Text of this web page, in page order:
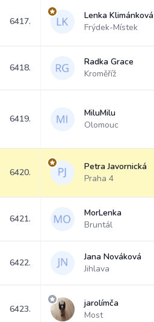
6417.
Lenka Klimánková
Frýdek-Místek
6418.
Radka Grace
Kroměříž
6419.
MiluMilu
Olomouc
6420.
Petra Javornická
Praha 4
6421.
MorLenka
Bruntál
6422.
Jana Nováková
Jihlava
6423.
jarolímča
Most